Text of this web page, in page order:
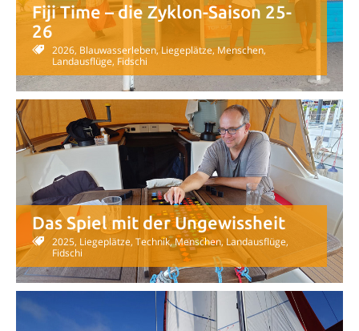
Fiji Time – die Zyklon-Saison 25-
26
2026, Blauwasserleben, Liegeplätze, Menschen,
Landausflüge, Fidschi
Das Spiel mit der Ungewissheit
2025, Liegeplätze, Technik, Menschen, Landausflüge,
Fidschi